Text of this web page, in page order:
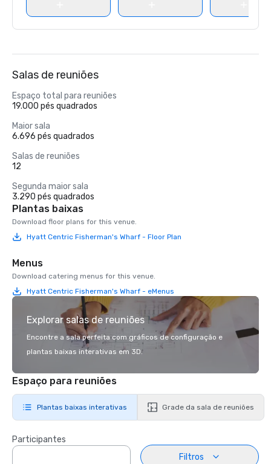
Salas de reuniões
Espaço total para reuniões
19.000 pés quadrados
Maior sala
6.696 pés quadrados
Salas de reuniões
12
Segunda maior sala
3.290 pés quadrados
Plantas baixas
Download floor plans for this venue.
Hyatt Centric Fisherman's Wharf - Floor Plan
Menus
Download catering menus for this venue.
Hyatt Centric Fisherman's Wharf - eMenus
Explorar salas de reuniões
Encontre a sala perfeita com gráficos de configuração e
plantas baixas interativas em 3D.
Espaço para reuniões
Plantas baixas interativas Grade da sala de reuniões
Participantes
Filtros